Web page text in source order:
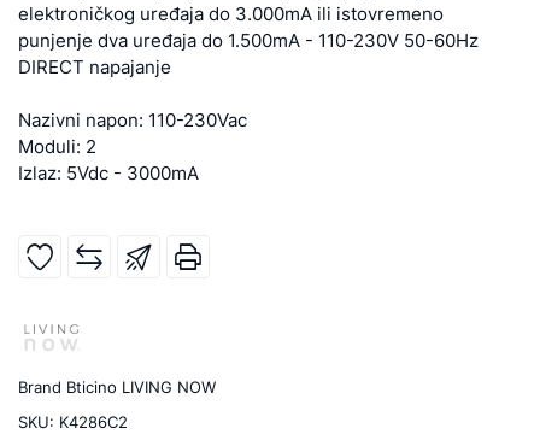
elektroničkog uređaja do 3.000mA ili istovremeno
punjenje dva uređaja do 1.500mA - 110-230V 50-60Hz
DIRECT napajanje
Nazivni napon: 110-230Vac
Moduli: 2
Izlaz: 5Vdc - 3000mA
Brand Bticino LIVING NOW
SKU: K4286C2